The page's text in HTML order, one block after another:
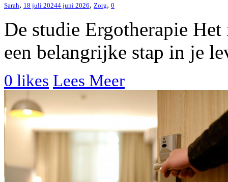
Sarah, 18 juli 20244 juni 2026, Zorg, 0
De studie Ergotherapie
een belangrijke stap in je
0 likes Lees Meer